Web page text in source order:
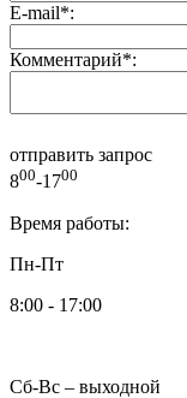
E-mail*:
Комментарий*:
отправить запрос
800-1700
Время работы:
Пн-Пт
8:00 - 17:00
Сб-Вс – выходной